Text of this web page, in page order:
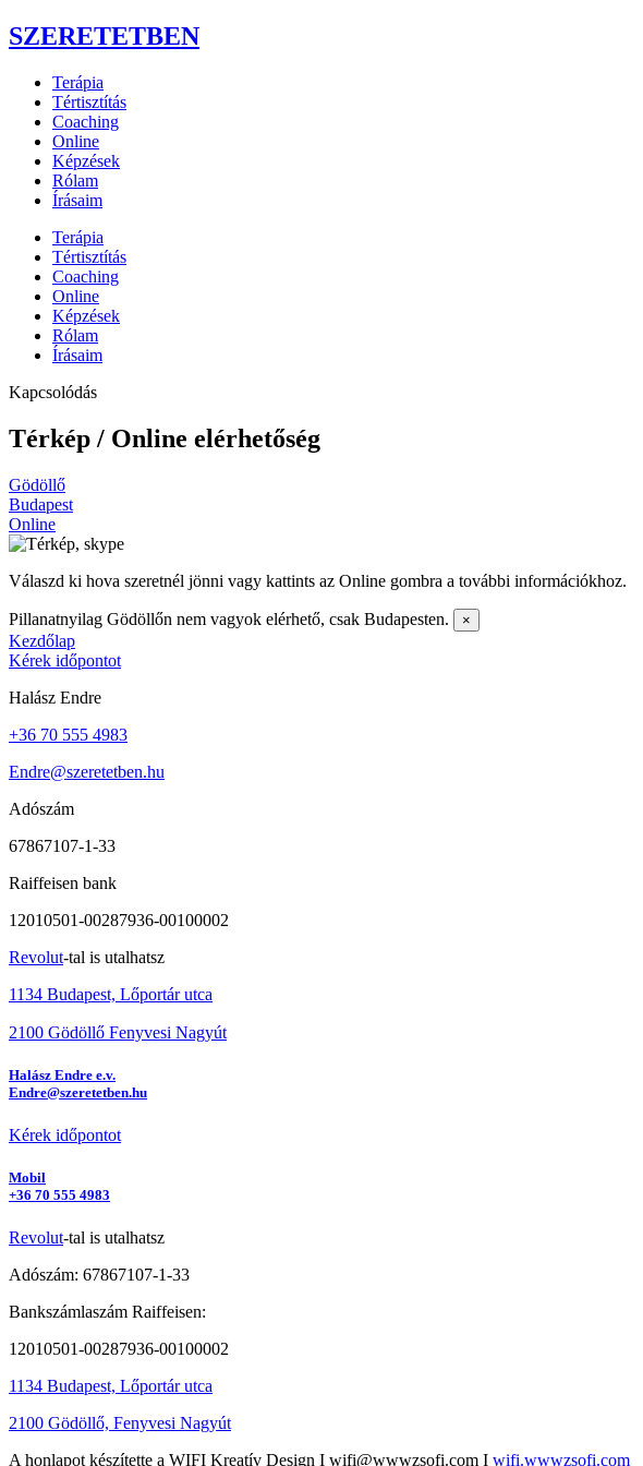
SZERETETBEN
Terápia
Tértisztítás
Coaching
Online
Képzések
Rólam
Írásaim
Terápia
Tértisztítás
Coaching
Online
Képzések
Rólam
Írásaim
Kapcsolódás
Térkép / Online elérhetőség
Gödöllő
Budapest
Online
Válaszd ki hova szeretnél jönni vagy kattints az Online gombra a további információkhoz.
Pillanatnyilag Gödöllőn nem vagyok elérhető, csak Budapesten. ×
Kezdőlap
Kérek időpontot
Halász Endre
+36 70 555 4983
Endre@szeretetben.hu
Adószám
67867107-1-33
Raiffeisen bank
12010501-00287936-00100002
Revolut-tal is utalhatsz
1134 Budapest, Lőportár utca
2100 Gödöllő Fenyvesi Nagyút
Halász Endre e.v.
Endre@szeretetben.hu
Kérek időpontot
Mobil
+36 70 555 4983
Revolut-tal is utalhatsz
Adószám: 67867107-1-33
Bankszámlaszám Raiffeisen:
12010501-00287936-00100002
1134 Budapest, Lőportár utca
2100 Gödöllő, Fenyvesi Nagyút
A honlapot készítette a WIFI Kreatív Design I wifi@wwwzsofi.com I wifi.wwwzsofi.com